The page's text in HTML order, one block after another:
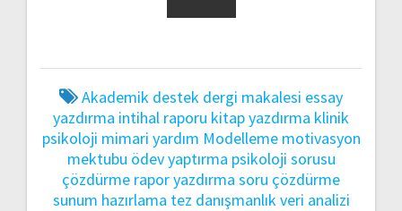
Akademik destek dergi makalesi essay
yazdırma intihal raporu kitap yazdırma klinik
psikoloji mimari yardım Modelleme motivasyon
mektubu ödev yaptırma psikoloji sorusu
çözdürme rapor yazdırma soru çözdürme
sunum hazırlama tez danışmanlıkveri analizi